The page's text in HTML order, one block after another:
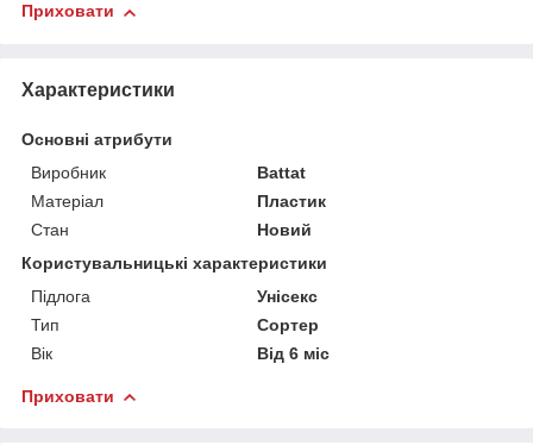
Приховати
Характеристики
Основні атрибути
Виробник
Battat
Матеріал
Пластик
Стан
Новий
Користувальницькі характеристики
Підлога
Унісекс
Тип
Сортер
Вік
Від 6 міс
Приховати